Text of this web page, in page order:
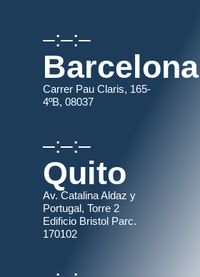
–:–:–
Barcelona
Carrer Pau Claris, 165-
4ºB, 08037
–:–:–
Quito
Av. Catalina Aldaz y
Portugal, Torre 2
Edificio Bristol Parc.
170102